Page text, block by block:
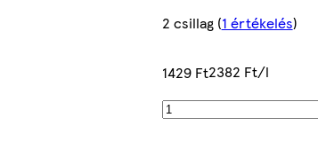
2 csillag(1 értékelés)
1429 Ft2382 Ft/l